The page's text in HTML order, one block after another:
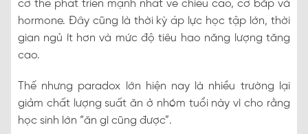
cơ thể phát triển mạnh nhất về chiều cao, cơ bắp và
hormone. Đây cũng là thời kỳ áp lực học tập lớn, thời
gian ngủ ít hơn và mức độ tiêu hao năng lượng tăng
cao.
Thế nhưng paradox lớn hiện nay là nhiều trường lại
giảm chất lượng suất ăn ở nhóm tuổi này vì cho rằng
học sinh lớn “ăn gì cũng được”.